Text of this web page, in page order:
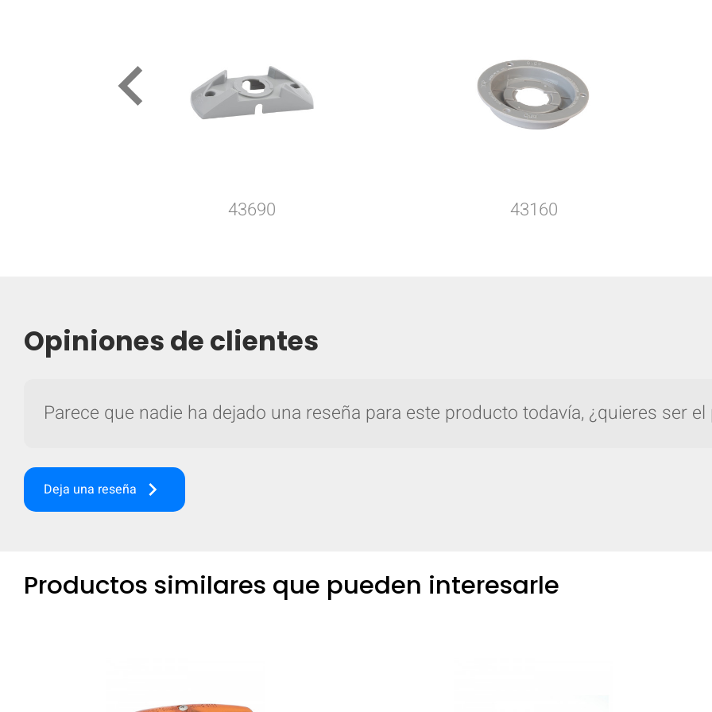
43690 43160
keyboard_arrow_left
Opiniones de clientes
Parece que nadie ha dejado una reseña para este producto todavía, ¿quieres ser
Deja una reseña keyboard_arrow_right
Productos similares que pueden interesarle